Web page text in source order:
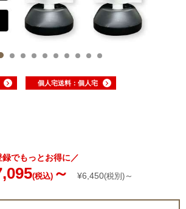
個人宅送料：個人宅
録でもっとお得に／
(税込) ～ ¥6,450(税別) ～